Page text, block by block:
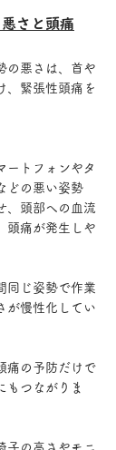
さと頭痛
の悪さは、首や
、緊張性頭痛を
ートフォンやタ
どの悪い姿勢
、頭部への血流
頭痛が発生しや
同じ姿勢で作業
が慢性化してい
痛の予防だけで
もつながりま
子の高さやモニ